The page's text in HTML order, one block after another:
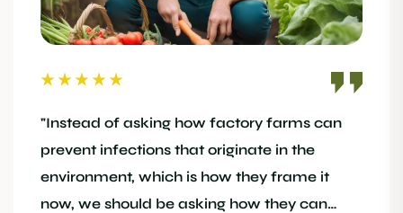
“ Consectetur adipiscing elit. Integer nunc
viverra laoreet est the is porta pretium
metus aliquam eget maecenas porta is
nunc viverra Aenean pulvinar maximus leo ”